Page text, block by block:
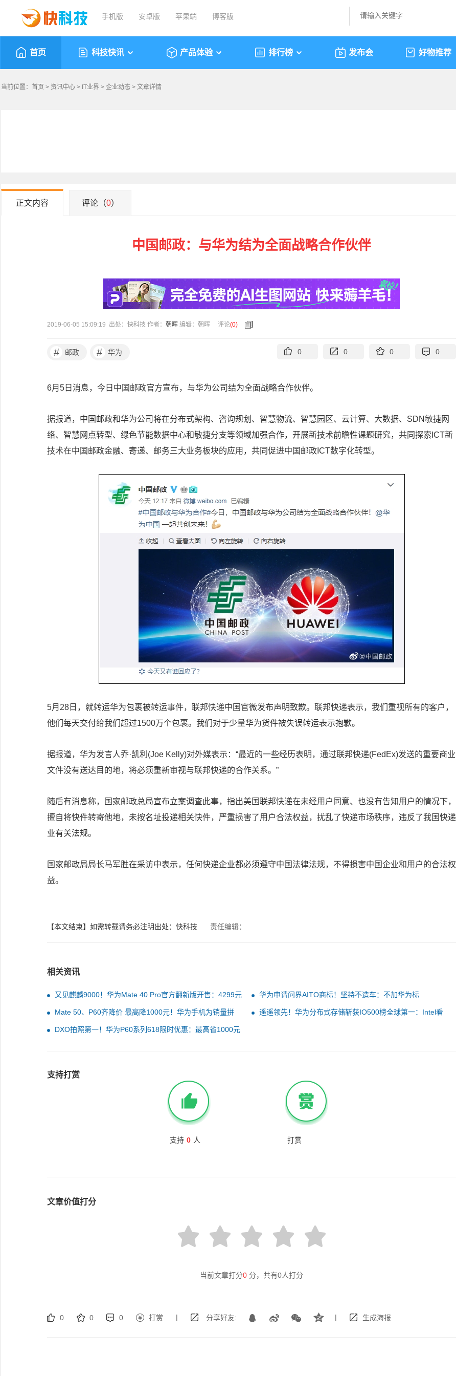
手机版 安卓版 苹果端 博客版
首页 科技快讯 产品体验 排行榜 发布会 好物推荐
当前位置： 首页 > 资讯中心 > IT业界 > 企业动态 > 文章详情
正文内容 评论（0）
中国邮政：与华为结为全面战略合作伙伴
2019-06-05 15:09:19 出处：快科技 作者： 朝晖 编辑：朝晖 评论(0)
# 邮政 # 华为 0 0 0 0
6月5日消息，今日中国邮政官方宣布，与华为公司结为全面战略合作伙伴。
据报道，中国邮政和华为公司将在分布式架构、咨询规划、智慧物流、智慧园区、云计算、大数据、SDN敏捷网
络、智慧网点转型、绿色节能数据中心和敏捷分支等领域加强合作，开展新技术前瞻性课题研究，共同探索ICT新
技术在中国邮政金融、寄递、邮务三大业务板块的应用，共同促进中国邮政ICT数字化转型。
5月28日，就转运华为包裹被转运事件，联邦快递中国官微发布声明致歉。联邦快递表示，我们重视所有的客户，
他们每天交付给我们超过1500万个包裹。我们对于少量华为货件被失误转运表示抱歉。
据报道，华为发言人乔·凯利(Joe Kelly)对外媒表示：“最近的一些经历表明，通过联邦快递(FedEx)发送的重要商业
文件没有送达目的地，将必须重新审视与联邦快递的合作关系。”
随后有消息称，国家邮政总局宣布立案调查此事，指出美国联邦快递在未经用户同意、也没有告知用户的情况下，
擅自将快件转寄他地，未按名址投递相关快件，严重损害了用户合法权益，扰乱了快递市场秩序，违反了我国快递
业有关法规。
国家邮政局局长马军胜在采访中表示，任何快递企业都必须遵守中国法律法规，不得损害中国企业和用户的合法权
益。
【本文结束】如需转载请务必注明出处：快科技 责任编辑：
相关资讯
又见麒麟9000！华为Mate 40 Pro官方翻新版开售：4299元
华为申请问界AITO商标！坚持不造车：不加华为标
Mate 50、P60齐降价 最高降1000元！华为手机为销量拼
了：今年安卓阵营之光
遥遥领先！华为分布式存储斩获IO500榜全球第一：Intel看
DXO拍照第一！华为P60系列618限时优惠：最高省1000元
支持打赏
支持 0 人 打赏
文章价值打分
当前文章打分0 分，共有0人打分
0 0 0 打赏 | 分享好友: | 生成海报